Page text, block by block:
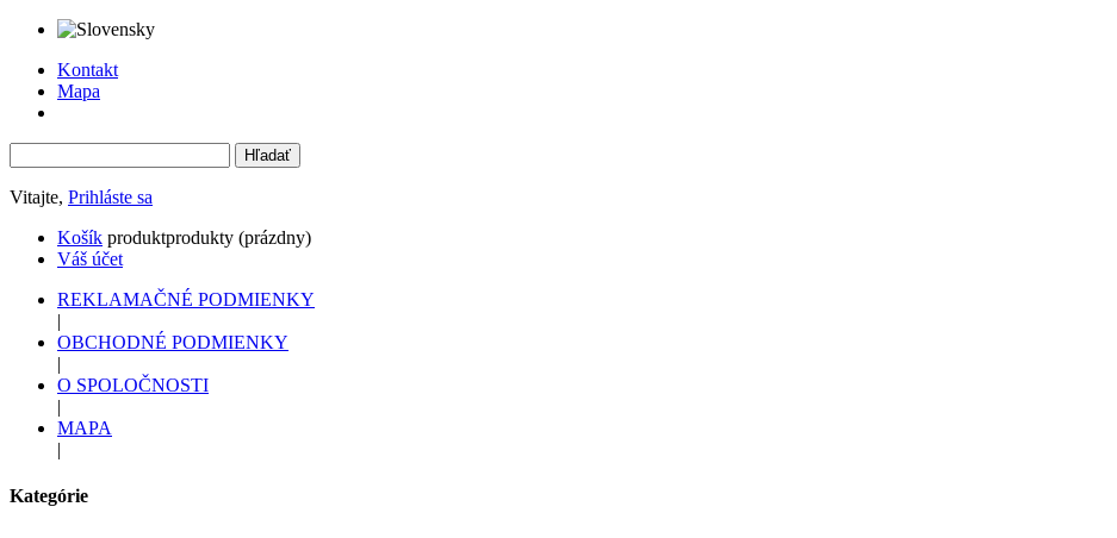
Kontakt
Mapa
Vitajte, Prihláste sa
Košík produktprodukty (prázdny)
Váš účet
REKLAMAČNÉ PODMIENKY
|
OBCHODNÉ PODMIENKY
|
O SPOLOČNOSTI
|
MAPA
|
Kategórie